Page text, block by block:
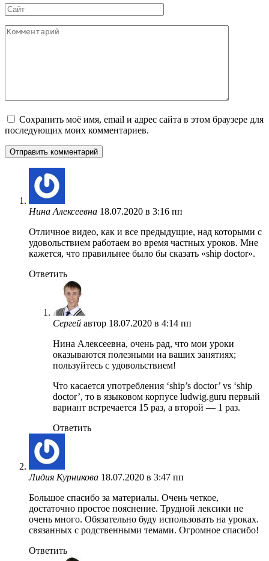
Сайт
Комментарий
Сохранить моё имя, email и адрес сайта в этом браузере для
последующих моих комментариев.
Нина Алексеевна 18.07.2020 в 3:16 пп
Отличное видео, как и все предыдущие, над которыми с
удовольствием работаем во время частныx уроков. Мне
кажется, что правильнее было бы сказать «ship doctor».
Ответить
Сергей автор 18.07.2020 в 4:14 пп
Нина Алексеевна, очень рад, что мои уроки
оказываются полезными на ваших занятиях;
пользуйтесь с удовольствием!
Что касается употребления ‘ship’s doctor’ vs ‘ship
doctor’, то в языковом корпусе ludwig.guru первый
вариант встречается 15 раз, а второй — 1 раз.
Ответить
Лидия Курникова 18.07.2020 в 3:47 пп
Большое спасибо за материалы. Очень четкое,
достаточно простое пояснение. Трудной лексики не
очень много. Обязательно буду использовать на уроках.
связанных с родственными темами. Огромное спасибо!
Ответить